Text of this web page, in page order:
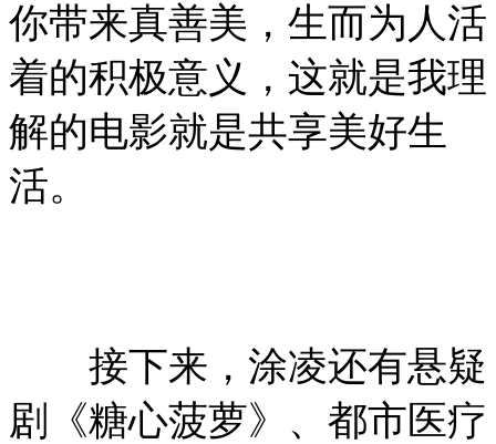
你带来真善美，生而为人活
着的积极意义，这就是我理
解的电影就是共享美好生
活。
接下来，涂凌还有悬疑
剧《糖心菠萝》、都市医疗